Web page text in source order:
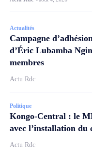
Actualités
Campagne
d’Éric Lubamba
membres
Actu Rdc
Politique
Kongo-Central : le
avec l’installation du
Actu Rdc